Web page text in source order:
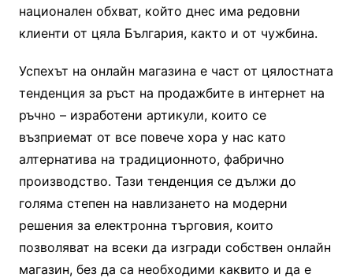
национален обхват, който днес има редовни
клиенти от цяла България, както и от чужбина.
Успехът на онлайн магазина е част от цялостната
тенденция за ръст на продажбите в интернет на
ръчно – изработени артикули, които се
възприемат от все повече хора у нас като
алтернатива на традиционното, фабрично
производство. Тази тенденция се дължи до
голяма степен на навлизането на модерни
решения за електронна търговия, които
позволяват на всеки да изгради собствен онлайн
магазин, без да са необходими каквито и да е